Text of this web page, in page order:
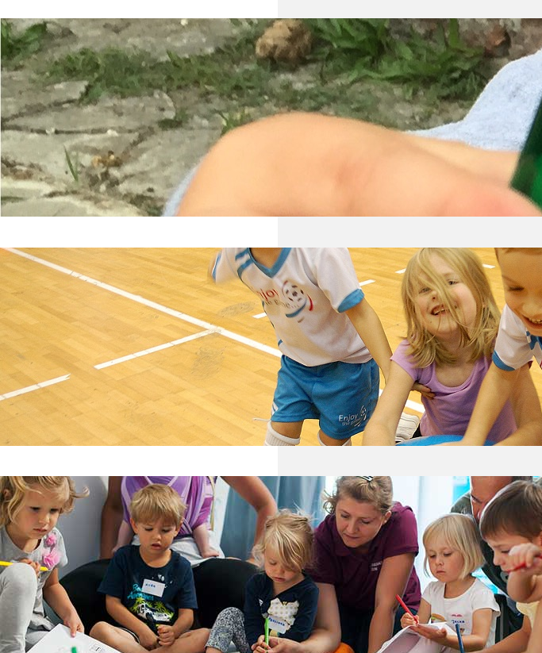
Geocaching – podchody na
W ciągu zaledwie kilku dni gra
wyprowadzając ich na ulicę w
wcześniej, zamiast
znalezienie często wymaga
Wybór żłobka a edukacja przez
Wychowanie dziecka we
dla rodziców oraz
spędzony w żłobku czy
Nadążyć za światem i… dziećmi
Rodzinna zabawa w ucieczkę
Rozwiązanie ciągu zagadek,
polecenia forma rozrywki. W
nich ma w ofercie także
ciekawą rozrywką rodzinną, jak